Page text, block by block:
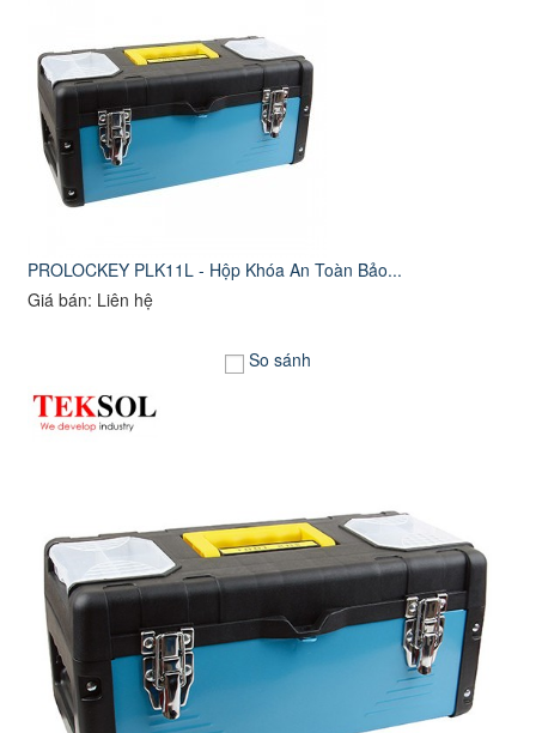
PROLOCKEY PLK11L - Hộp Khóa An Toàn Bảo...
Giá bán: Liên hệ
So sánh